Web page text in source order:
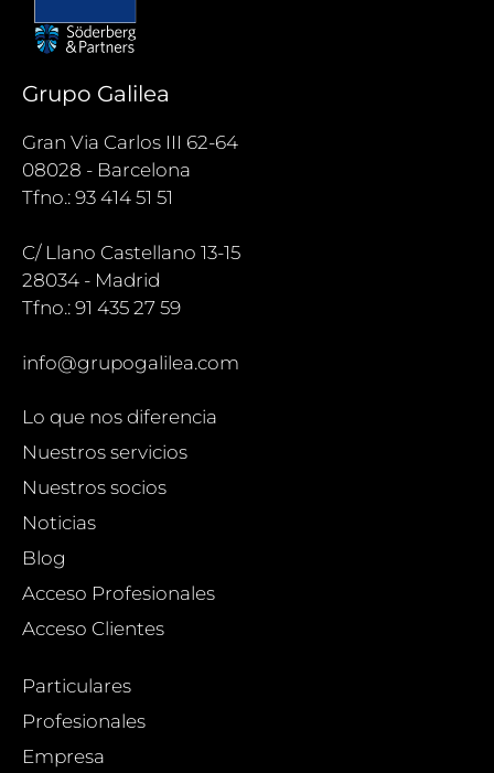
Grupo Galilea
Gran Via Carlos III 62-64
08028 - Barcelona
Tfno.: 93 414 51 51
C/ Llano Castellano 13-15
28034 - Madrid
Tfno.: 91 435 27 59
info@grupogalilea.com
Lo que nos diferencia
Nuestros servicios
Nuestros socios
Noticias
Blog
Acceso Profesionales
Acceso Clientes
Particulares
Profesionales
Empresa